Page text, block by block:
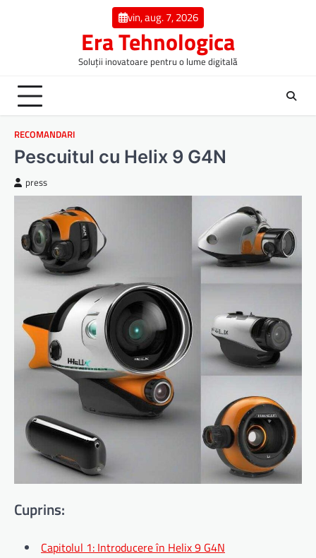
vin, aug. 7, 2026
Era Tehnologica
Soluții inovatoare pentru o lume digitală
RECOMANDARI
Pescuitul cu Helix 9 G4N
press
Cuprins:
Capitolul 1: Introducere în Helix 9 G4N